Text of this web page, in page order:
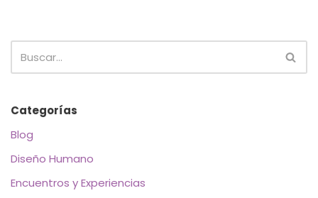
Categorías
Blog
Diseño Humano
Encuentros y Experiencias